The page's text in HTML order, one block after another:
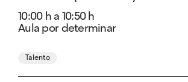
10:00 h a 10:50 h
Aula por determinar
Talento